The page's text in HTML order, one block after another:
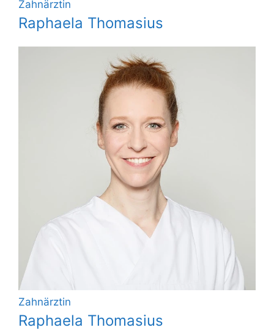
Zahnärztin
Raphaela Thomasius
Zahnärztin
Raphaela Thomasius